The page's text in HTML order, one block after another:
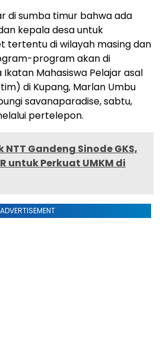
di sumba timur bahwa ada
kepala desa untuk
tertentu di wilayah masing dan
program akan di
Ikatan Mahasiswa Pelajar asal
di Kupang, Marlan Umbu
savanaparadise, sabtu,
pertelepon.
NTT Gandeng Sinode GKS,
untuk Perkuat UMKM di
ADVERTISEMENT